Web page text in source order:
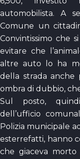
automobilista. A
Comune un
Convintissimo che
evitare che
altre auto lo ha
della strada anche
ombra di dubbio,
Sul posto,
dell’ufficio
Polizia municipale
esterrefatti, hanno
che giaceva morto